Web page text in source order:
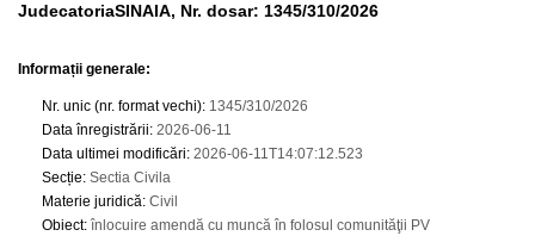
JudecatoriaSINAIA, Nr. dosar: 1345/310/2026
Informații generale:
Nr. unic (nr. format vechi): 1345/310/2026
Data înregistrării: 2026-06-11
Data ultimei modificări: 2026-06-11T14:07:12.523
Secție: Sectia Civila
Materie juridică: Civil
Obiect: înlocuire amendă cu muncă în folosul comunităţii PV